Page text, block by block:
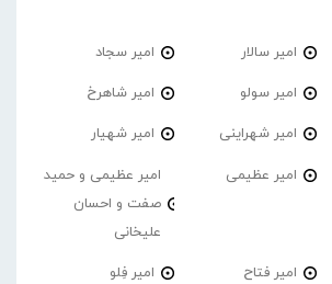
امیر سالار امیر سجاد
امیر سولو امیر شاهرخ
امیر شهراینی امیر شهیار
امیر عظیمی
امیر عظیمی و حمید
صفت و احسان
علیخانی
امیر فتاح امیر فِلو